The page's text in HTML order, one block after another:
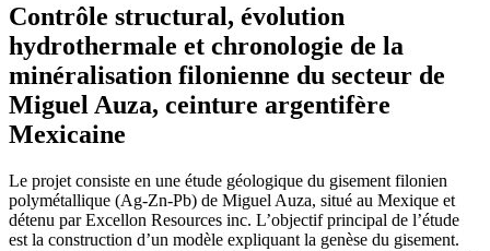
Contrôle structural, évolution
hydrothermale et chronologie de la
minéralisation filonienne du secteur de
Miguel Auza, ceinture argentifère
Mexicaine
Le projet consiste en une étude géologique du gisement filonien
polymétallique (Ag-Zn-Pb) de Miguel Auza, situé au Mexique et
détenu par Excellon Resources inc. L’objectif principal de l’étude
est la construction d’un modèle expliquant la genèse du gisement.